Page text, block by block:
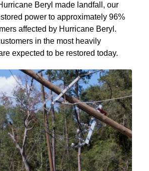
Beryl made landfall, our
power to approximately 96%
affected by Hurricane Beryl.
in the most heavily
expected to be restored today.